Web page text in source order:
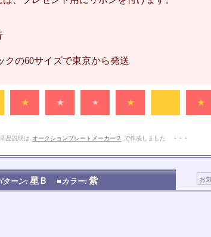
の60サイズで東京から発送
★ ★ ★ ★ ★
品説明は オークションプレートメーカー２ で作成しました + + +
ターン: 星Ｂ ■カラー: 紫